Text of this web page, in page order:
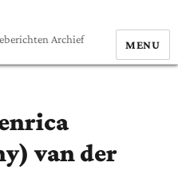
Archief MENU
van der